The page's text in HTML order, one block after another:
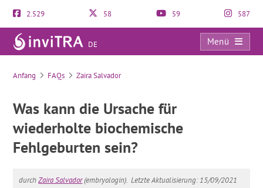
2.529 58 59 587
DE
Menü
FAQs
Anfang FAQs Zaira Salvador
Was kann die Ursache für
wiederholte biochemische
Fehlgeburten sein?
durchZaira Salvador(embryologin). Letzte Aktualisierung: 15/09/2021